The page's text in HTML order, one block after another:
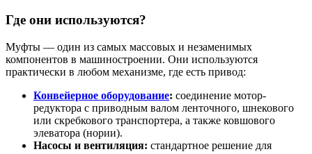
Где они используются?
Муфты — один из самых массовых и незаменимых
компонентов в машиностроении. Они используются
практически в любом механизме, где есть привод:
Конвейерное оборудование: соединение мотор-
редуктора с приводным валом ленточного, шнекового
или скребкового транспортера, а также ковшового
элеватора (нории).
Насосы и вентиляция: стандартное решение для